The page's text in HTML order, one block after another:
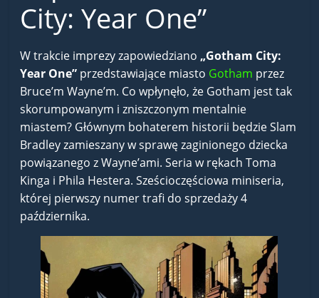
City: Year One”
W trakcie imprezy zapowiedziano „Gotham City:
Year One” przedstawiające miasto Gotham przez
Bruce’m Wayne’m. Co wpłynęło, że Gotham jest tak
skorumpowanym i zniszczonym mentalnie
miastem? Głównym bohaterem historii będzie Slam
Bradley zamieszany w sprawę zaginionego dziecka
powiązanego z Wayne’ami. Seria w rękach Toma
Kinga i Phila Hestera. Sześcioczęściowa miniseria,
której pierwszy numer trafi do sprzedaży 4
października.